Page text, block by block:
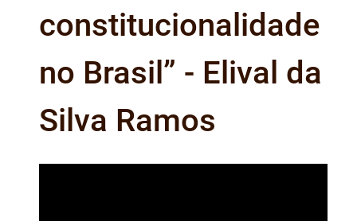
constitucionalidade
no Brasil” - Elival da
Silva Ramos